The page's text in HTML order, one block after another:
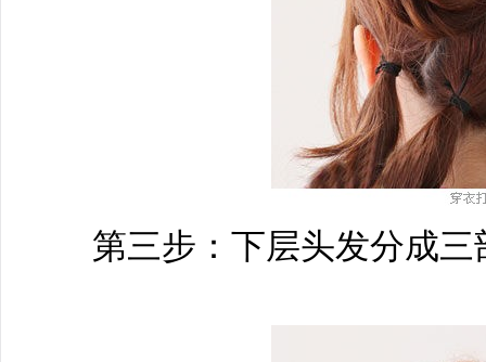
第三步：下层头发分成三